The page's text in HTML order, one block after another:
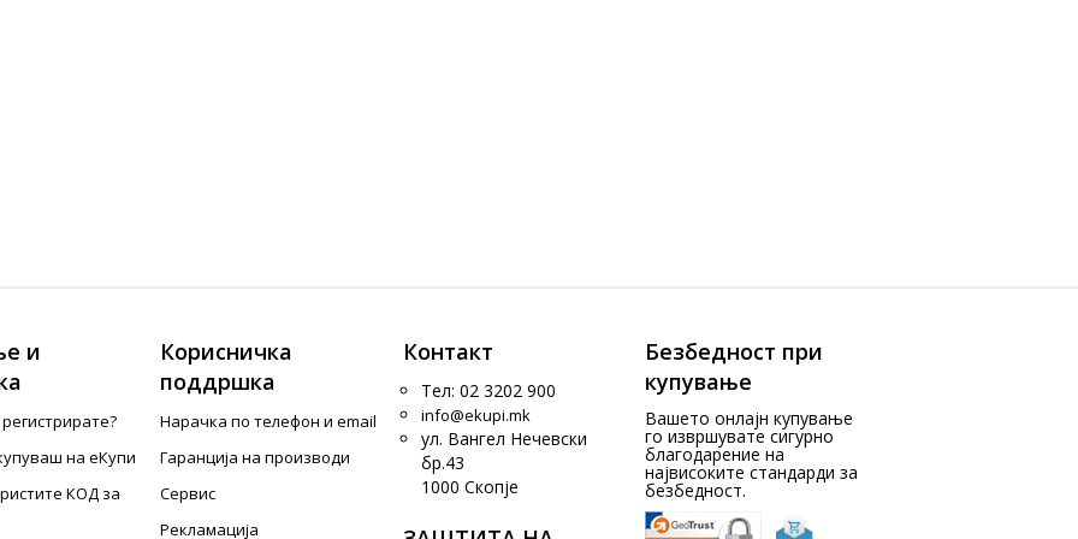
и
на еКупи
КОД за
Корисничка
поддршка
Нарачка по телефон и еmail
Гаранција на производи
Сервис
Рекламација
Контакт
Тел: 02 3202 900
info@ekupi.mk
ул. Вангел Нечевски
бр.43
1000 Скопје
Безбедност при
купување
Вашето онлајн купување
го извршувате сигурно
благодарение на
највисоките стандарди за
безбедност.